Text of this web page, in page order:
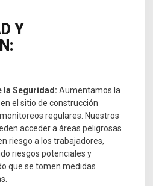
Y
la Seguridad: Aumentamos la
el sitio de construcción
regulares. Nuestros
acceder a áreas peligrosas
riesgo a los trabajadores,
riesgos potenciales y
que se tomen medidas